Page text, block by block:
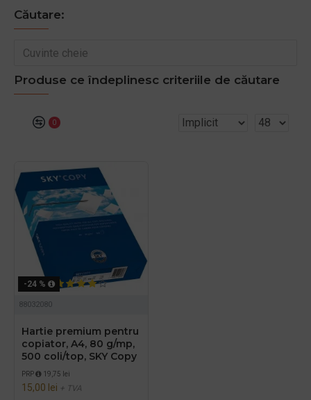
Căutare:
Produse ce îndeplinesc criteriile de căutare
0
-24 %
88032080
Hartie premium pentru
copiator, A4, 80 g/mp,
500 coli/top, SKY Copy
PRP 19,75 lei
15,00 lei + TVA